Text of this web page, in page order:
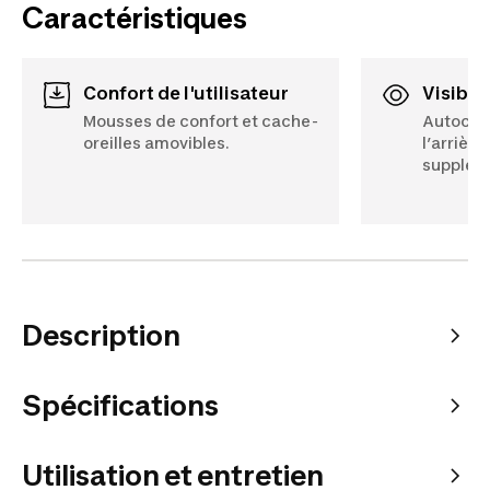
Caractéristiques
Confort de l'utilisateur
Mousses de confort et cache-
oreilles amovibles.
Description
Spécifications
Utilisation et entretien